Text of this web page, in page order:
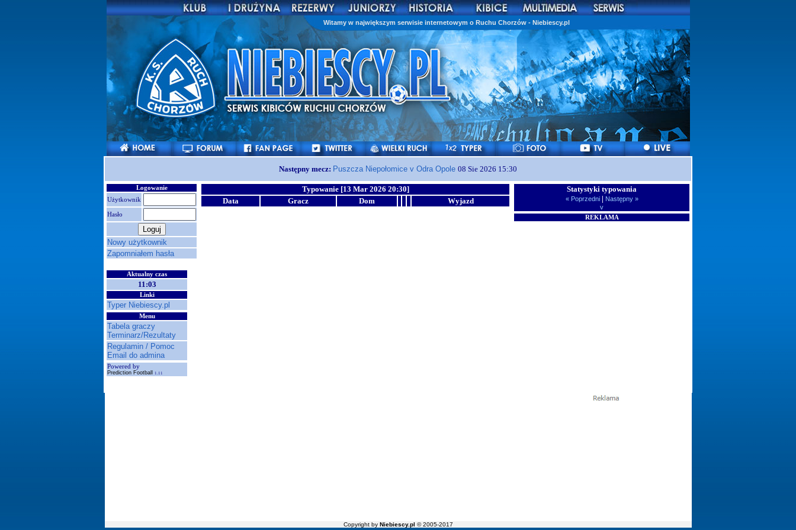
Witamy w największym serwisie internetowym o Ruchu Chorzów - Niebiescy.pl
Następny mecz: Puszcza Niepołomice v Odra Opole 08 Sie 2026 15:30
Logowanie
Użytkownik
Hasło
Nowy użytkownik
Zapomniałem hasła
Aktualny czas
11:03
Linki
Typer Niebiescy.pl
Menu
Tabela graczy
Terminarz/Rezultaty
Regulamin / Pomoc
Email do admina
Powered by
Prediction Football 1.11
Typowanie [13 Mar 2026 20:30]
Data
Gracz Dom Wyjazd
Statystyki typowania
« Poprzedni | Następny »
v
REKLAMA
Copyright by Niebiescy.pl © 2005-2017